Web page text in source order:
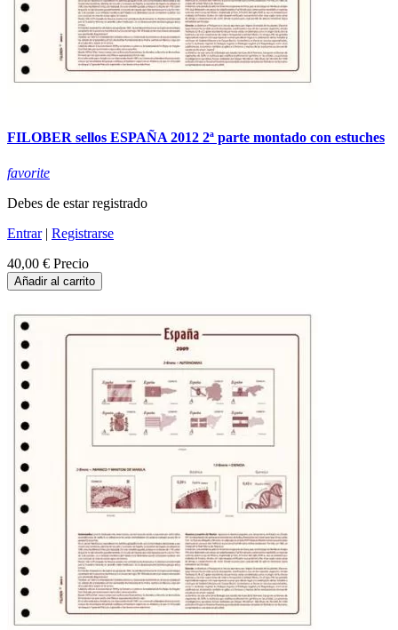
FILOBER sellos ESPAÑA 2012 2ª parte montado con estuches
favorite
Debes de estar registrado
Entrar| Registrarse
40,00 € Precio
Añadir al carrito